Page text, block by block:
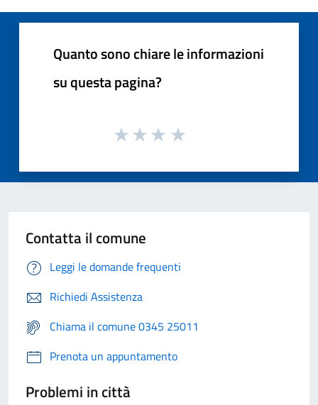
Quanto sono chiare le informazioni
su questa pagina?
Contatta il comune
Leggi le domande frequenti
Richiedi Assistenza
Chiama il comune 0345 25011
Prenota un appuntamento
Problemi in città